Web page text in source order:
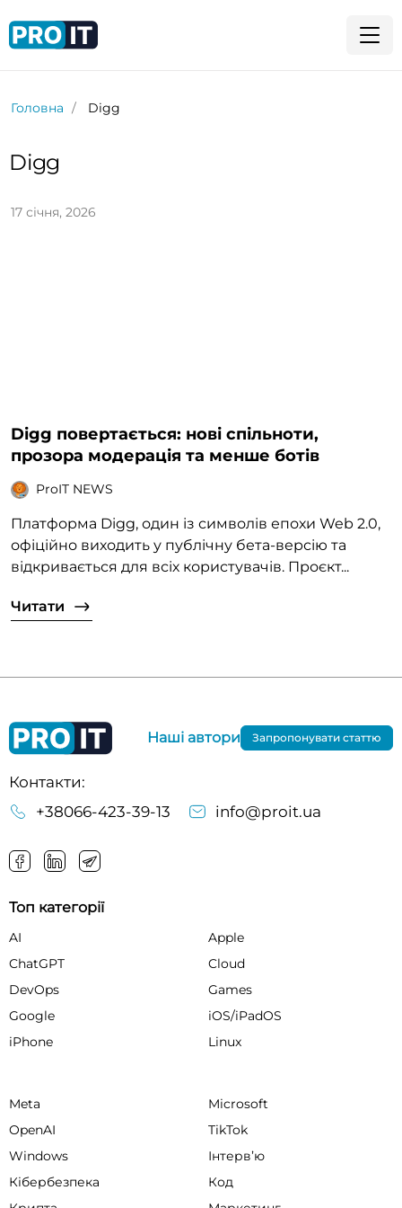
Головна Digg
Digg
17 січня, 2026
Digg повертається: нові спільноти,
прозора модерація та менше ботів
ProIT NEWS
Платформа Digg, один із символів епохи Web 2.0,
офіційно виходить у публічну бета-версію та
відкривається для всіх користувачів. Проєкт...
Читати
Контакти:
+38066-423-39-13
info@proit.ua
Наші автори Запропонувати статтю
Топ категорії
AI
Apple
ChatGPT
Cloud
DevOps
Games
Google
iOS/iPadOS
iPhone
Linux
Meta
Microsoft
OpenAI
TikTok
Windows
Інтервʼю
Кібербезпека
Код